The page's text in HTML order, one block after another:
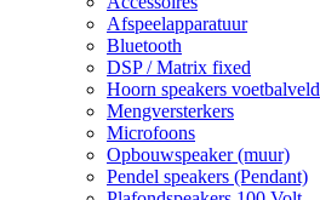
Afspeelapparatuur
Bluetooth
DSP / Matrix fixed
Hoorn speakers voetbalveld
Mengversterkers
Microfoons
Opbouwspeaker (muur)
Pendel speakers (Pendant)